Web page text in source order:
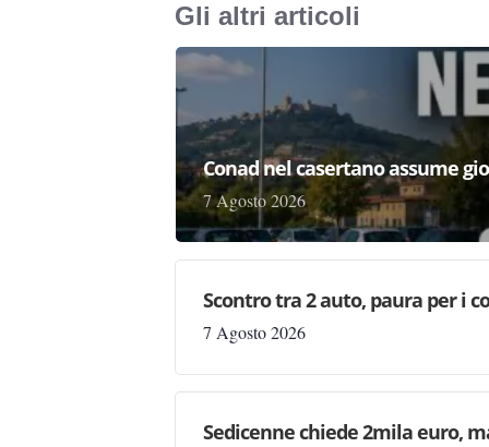
Gli altri articoli
Conad nel casertano assume
7 Agosto 2026
Scontro tra 2 auto, paura per i
7 Agosto 2026
Sedicenne chiede 2mila euro,